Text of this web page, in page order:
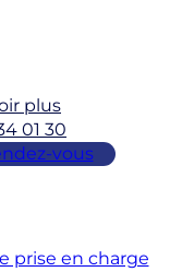
plus
01 30
vous
prise en charge